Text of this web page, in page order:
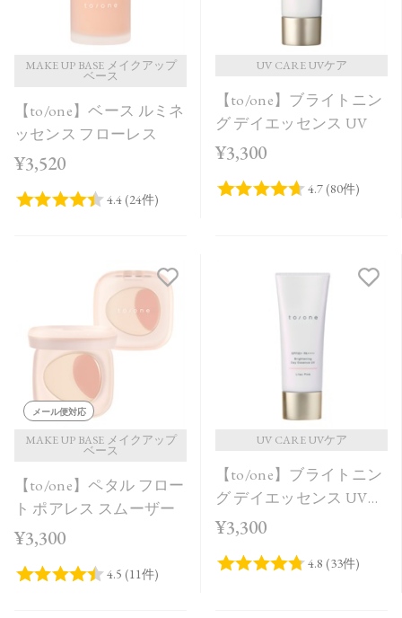
MAKE UP BASE メイクアップ
ベース
【to/one】ベース ルミネ
ッセンス フローレス
¥3,520
UV CARE UVケア
【to/one】ブライトニン
グ デイエッセンス UV
¥3,300
メール便対応
MAKE UP BASE メイクアップ
ベース
【to/one】ペタル フロー
ト ポアレス スムーザー
¥3,300
UV CARE UVケア
【to/one】ブライトニン
グ デイエッセンス UV
Lilac Pink
¥3,300